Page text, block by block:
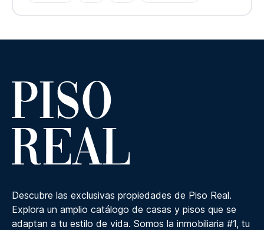
Descubre las exclusivas propiedades de Piso Real.
Explora un amplio catálogo de casas y pisos que se
adaptan a tu estilo de vida. Somos la inmobiliaria #1, tu